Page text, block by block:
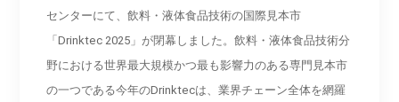
センターにて、飲料・液体食品技術の国際見本市
「Drinktec 2025」が閉幕しました。飲料・液体食品技術分
野における世界最大規模かつ最も影響力のある専門見本市
の一つである今年のDrinktecは、業界チェーン全体を網羅